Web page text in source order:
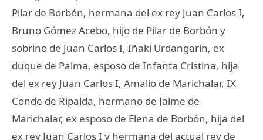
Pilar de Borbón, hermana del ex rey Juan Carlos I,
Bruno Gómez Acebo, hijo de Pilar de Borbón y
sobrino de Juan Carlos I, Iñaki Urdangarin, ex
duque de Palma, esposo de Infanta Cristina, hija
del ex rey Juan Carlos I, Amalio de Marichalar, IX
Conde de Ripalda, hermano de Jaime de
Marichalar, ex esposo de Elena de Borbón, hija del
ex rey Juan Carlos I y hermana del actual rey de